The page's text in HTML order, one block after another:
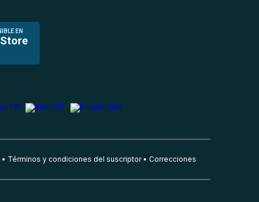
EN
Términos y condiciones del suscriptor Correcciones